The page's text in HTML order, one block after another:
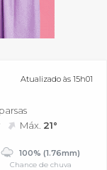
Atualizado às 15h01
Máx. 21°
100% (1.76mm)
Chance de chuva